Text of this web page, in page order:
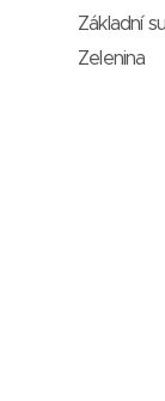
Základní
Zelenina